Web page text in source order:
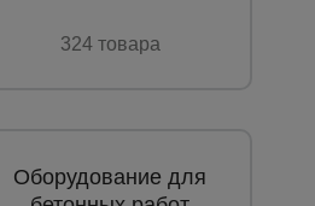
всех
товаров
324 товарa
Оборудование для